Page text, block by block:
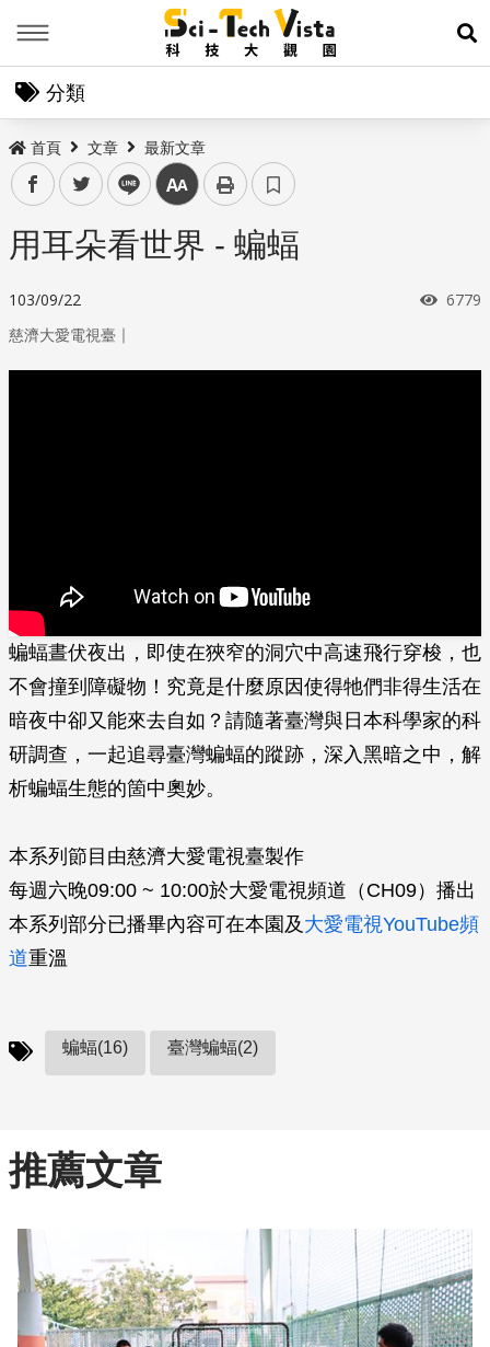
展
分類
首頁 文章 最新文章
facebooktwitter line 中
用耳朵看世界 - 蝙蝠
103/09/22 瀏覽
6779
慈濟大愛電視臺 ｜
蝙蝠晝伏夜出，即使在狹窄的洞穴中高速飛行穿梭，也
不會撞到障礙物！究竟是什麼原因使­得牠們非得生活在
暗夜中卻又能來去自如？請隨著臺灣與日本科學家的科
研調查，一起追尋臺灣蝙蝠的蹤跡，深入黑暗之中，解
析蝙蝠生態的箇中奧妙。
本系列節目由慈濟大愛電視臺製作
每週六晚09:00 ~ 10:00於大愛電視頻道（CH09）播出
本系列部分已播畢內容可在本園及 大愛電視YouTube頻
道重溫
蝙蝠(16) 臺灣蝙蝠(2)
推薦文章